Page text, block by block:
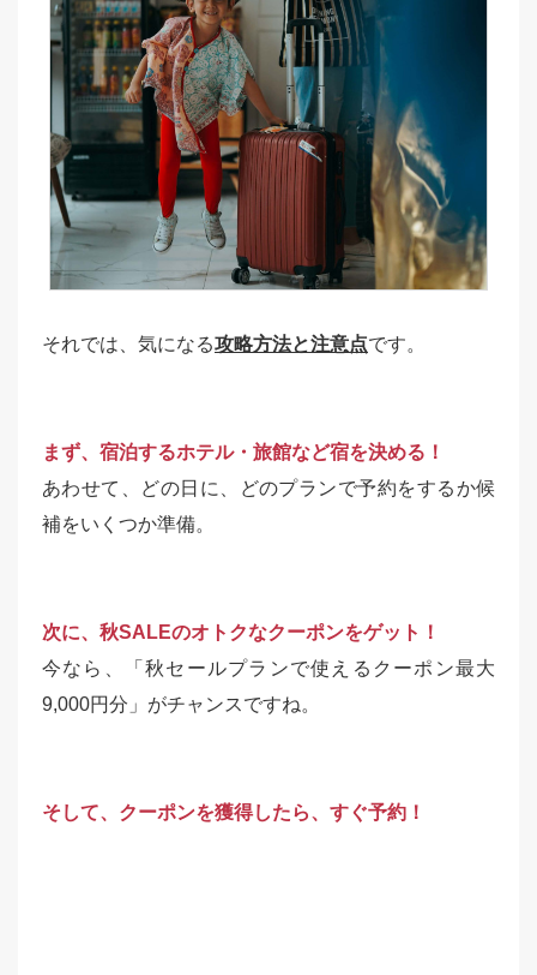
それでは、気になる攻略方法と注意点です。
まず、宿泊するホテル・旅館など宿を決める！
あわせて、どの日に、どのプランで予約をするか候
補をいくつか準備。
次に、秋SALEのオトクなクーポンをゲット！
今なら、「秋セールプランで使えるクーポン最大
9,000円分」がチャンスですね。
そして、クーポンを獲得したら、すぐ予約！